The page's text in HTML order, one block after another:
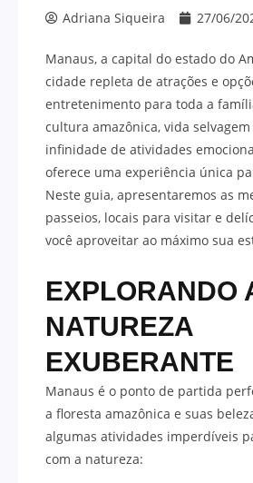
Adriana Siqueira 27/06/
Manaus, a capital do estado do
cidade repleta de atrações e
entretenimento para toda a
cultura amazônica, vida
infinidade de atividades
oferece uma experiência única
Neste guia, apresentaremos as
passeios, locais para visitar e
você aproveitar ao máximo sua
EXPLORANDO
NATUREZA
EXUBERANTE
Manaus é o ponto de partida
a floresta amazônica e suas
algumas atividades imperdíveis
com a natureza: